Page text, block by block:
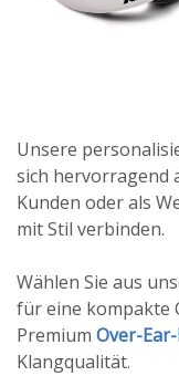
Unsere
sich hervorragend
Kunden oder als
mit Stil verbinden.
Wählen Sie aus
für eine kompakte
Premium Over-
Klangqualität.